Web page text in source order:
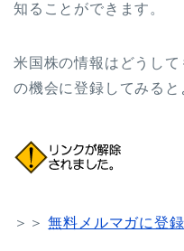
知ることができます。
米国株の情報はどうし
の機会に登録してみると
＞＞無料メルマガに登